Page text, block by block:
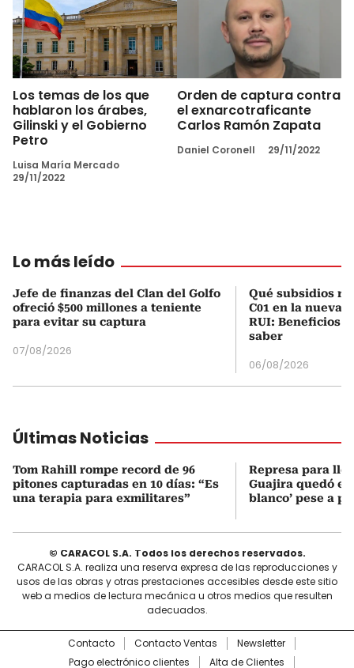
Los temas de los que
hablaron los árabes,
Gilinski y el Gobierno
Petro
Luisa María Mercado
29/11/2022
Orden de captura contra
el exnarcotraficante
Carlos Ramón Zapata
Daniel Coronell 29/11/2022
Lo más leído
Jefe de finanzas del Clan del Golfo
ofreció $500 millones a teniente
para evitar su captura
07/08/2026
Qué subsidios
C01 en la nueva
RUI: Beneficios
saber
06/08/2026
Últimas Noticias
Tom Rahill rompe record de 96
pitones capturadas en 10 días: “Es
una terapia para exmilitares”
Represa para
Guajira quedó en
blanco’ pese a
© CARACOL S.A. Todos los derechos reservados.
CARACOL S.A. realiza una reserva expresa de las reproducciones y
usos de las obras y otras prestaciones accesibles desde este sitio
web a medios de lectura mecánica u otros medios que resulten
adecuados.
Contacto Contacto Ventas
Newsletter
Pago electrónico clientes
Alta de Clientes